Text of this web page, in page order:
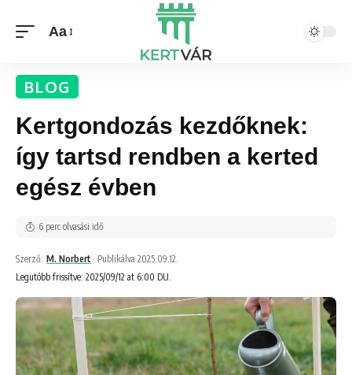
Aa
BLOG
Kertgondozás kezdőknek:
így tartsd rendben a kerted
egész évben
Legutóbb frissítve: 2025/09/12 at 6:00 DU.
Szerző: M. Norbert Publikálva 2025.09.12.
6 perc olvasási idő